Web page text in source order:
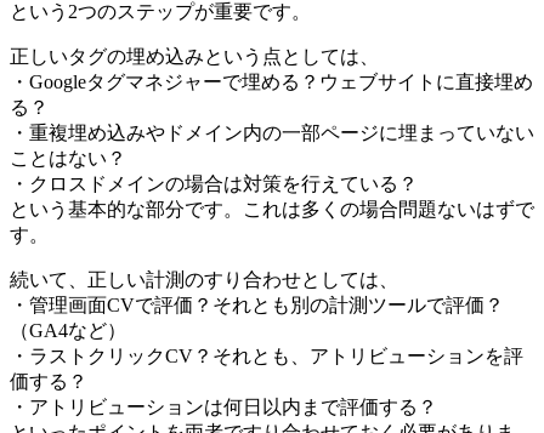
という2つのステップが重要です。
正しいタグの埋め込みという点としては、
・Googleタグマネジャーで埋める？ウェブサイトに直接埋め
る？
・重複埋め込みやドメイン内の一部ページに埋まっていない
ことはない？
・クロスドメインの場合は対策を行えている？
という基本的な部分です。これは多くの場合問題ないはずで
す。
続いて、正しい計測のすり合わせとしては、
・管理画面CVで評価？それとも別の計測ツールで評価？
（GA4など）
・ラストクリックCV？それとも、アトリビューションを評
価する？
・アトリビューションは何日以内まで評価する？